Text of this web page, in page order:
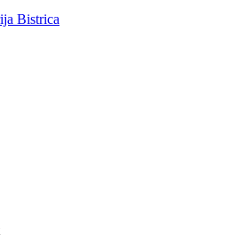
Bistrica